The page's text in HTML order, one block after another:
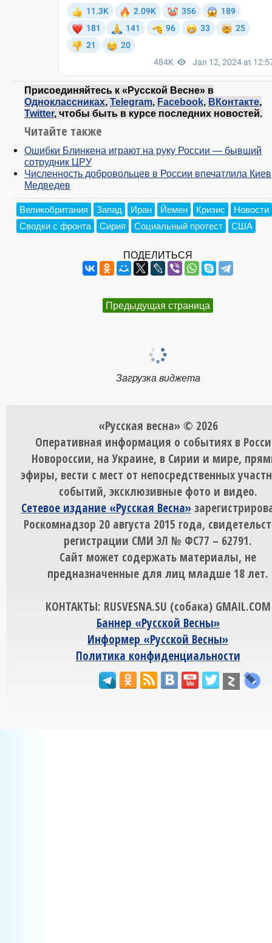
Присоединяйтесь к «Русской Весне» в
Одноклассниках, Telegram, Facebook, ВКонтакте,
Twitter, чтобы быть в курсе последних новостей.
Читайте также
Ошибки Блинкена играют на руку России — бывший
сотрудник ЦРУ
Численность добровольцев в России впечатлила
Медведев
Великобритания Запад Иран Йемен Кризис
Новости
Сводки с фронта
Сирия Социальный протест США
ПОДЕЛИТЬСЯ
Предыдущая страница
Загрузка виджета
«Русская весна» © 2026
Оперативная информация о событиях в
Новороссии, на Украине, в Сирии и мире,
эфиры, вести с мест от непосредственных
событий, эксклюзивные фото и видео.
Сетевое издание «Русская Весна»
Роскомнадзор 20 августа 2015 года,
регистрации СМИ ЭЛ № ФС77 – 62791.
Сайт может содержать материалы, не
предназначенные для лиц младше 18 лет.
КОНТАКТЫ: RUSVESNA.SU (собака) GMAIL.COM
Баннер «Русской Весны»
Информер «Русской Весны»
Политика конфиденциальности